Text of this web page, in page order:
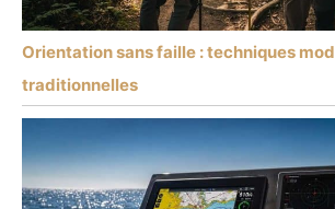
Orientation sans faille : techniques
traditionnelles